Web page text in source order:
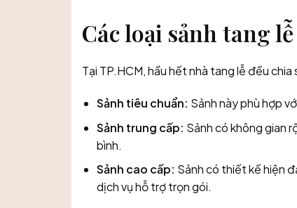
Các loại sảnh tang
Tại TP.HCM, hầu hết nhà tang lễ đều
Sảnh tiêu chuẩn: Sảnh này phù hợp
Sảnh trung cấp: Sảnh có không gian
bình.
Sảnh cao cấp: Sảnh có thiết kế hiện
dịch vụ hỗ trợ trọn gói.